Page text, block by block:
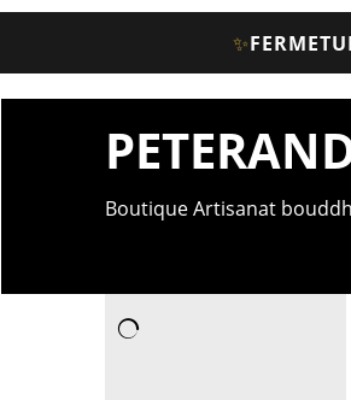
✨
Boutique Artisanat